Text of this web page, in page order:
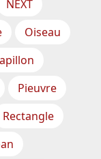
NEXT
Oiseau
Pieuvre
Rectangle